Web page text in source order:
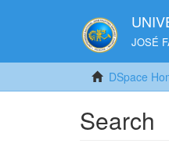
JOSÉ
DSpace
Search